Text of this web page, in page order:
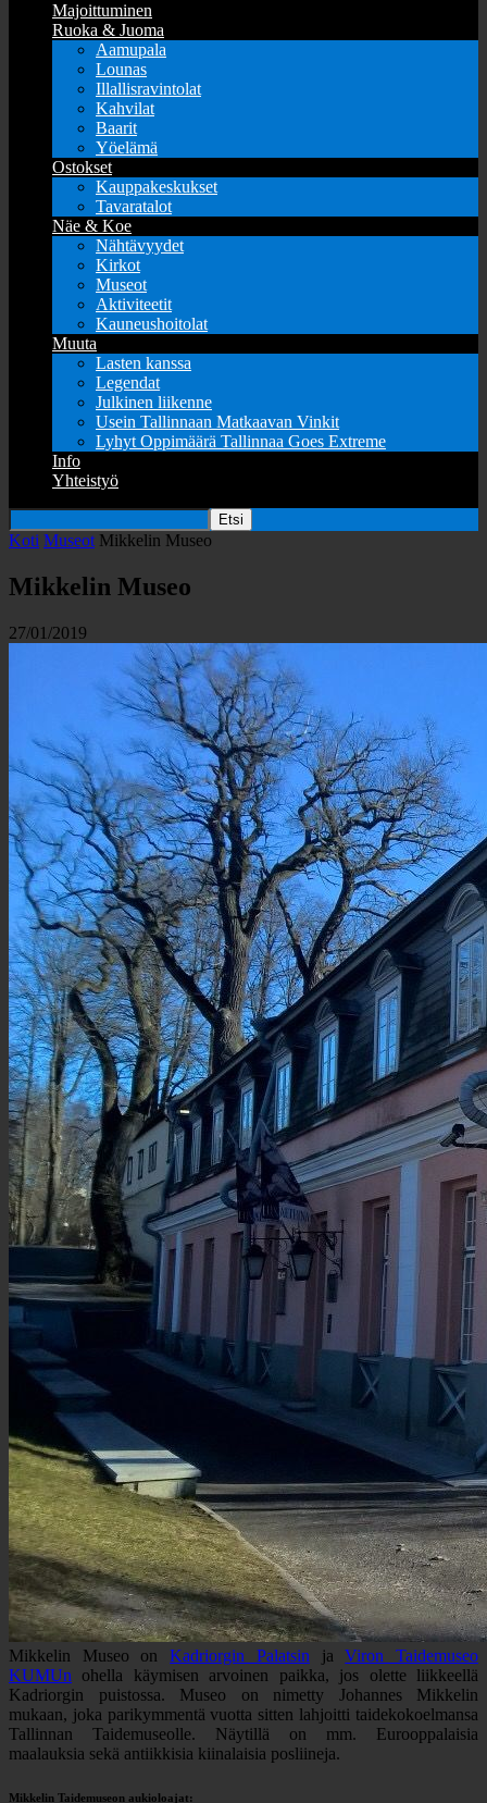
Majoittuminen
Ruoka & Juoma
Aamupala
Lounas
Illallisravintolat
Kahvilat
Baarit
Yöelämä
Ostokset
Kauppakeskukset
Tavaratalot
Näe & Koe
Nähtävyydet
Kirkot
Museot
Aktiviteetit
Kauneushoitolat
Muuta
Lasten kanssa
Legendat
Julkinen liikenne
Usein Tallinnaan Matkaavan Vinkit
Lyhyt Oppimäärä Tallinnaa Goes Extreme
Info
Yhteistyö
Koti Museot Mikkelin Museo
Mikkelin Museo
27/01/2019
Mikkelin Museo onKadriorgin Palatsin jaViron Taidemuseo
KUMUn ohella käymisen arvoinen paikka, jos olette liikkeellä
Kadriorgin puistossa. Museo on nimetty Johannes Mikkelin
mukaan, joka parikymmentä vuotta sitten lahjoitti taidekokoelmansa
Tallinnan Taidemuseolle. Näytillä on mm. Eurooppalaisia
maalauksia sekä antiikkisia kiinalaisia posliineja.
Mikkelin Taidemuseon aukioloajat: